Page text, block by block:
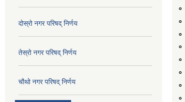
दोस्रो नगर परिषद् निर्णय
तेस्रो नगर परिषद् निर्णय
चौथो नगर परिषद् निर्णय